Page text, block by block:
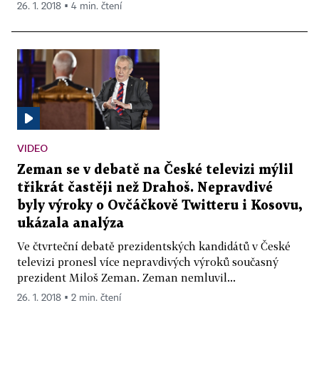
26. 1. 2018 ▪ 4 min. čtení
VIDEO
Zeman se v debatě na České televizi mýlil
třikrát častěji než Drahoš. Nepravdivé
byly výroky o Ovčáčkově Twitteru i Kosovu,
ukázala analýza
Ve čtvrteční debatě prezidentských kandidátů v České
televizi pronesl více nepravdivých výroků současný
prezident Miloš Zeman. Zeman nemluvil...
26. 1. 2018 ▪ 2 min. čtení